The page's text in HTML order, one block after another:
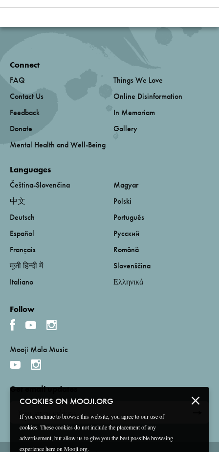
COOKIES ON MOOJI.ORG
If you continue to browse this website, you agree to our use of
cookies. These cookies do not include the placement of any
advertisement, but allow us to give you the best possible browsing
experience here on Mooji.org.
Connect
FAQ
Contact Us
Feedback
Donate
Mental Health and Well-Being
Things We Love
Online Disinformation
In Memoriam
Gallery
Languages
Čeština-Slovenčina
中文
Deutsch
Español
Français
मूजी हिन्दी में
Italiano
Magyar
Polski
Português
Русский
Română
Slovenščina
Ελληνικά
Follow
Mooji Mala Music
Get email updates